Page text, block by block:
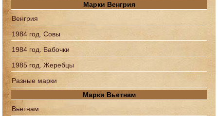
Марки Венгрия
Венгрия
1984 год. Совы
1984 год. Бабочки
1985 год. Жеребцы
Разные марки
Марки Вьетнам
Вьетнам